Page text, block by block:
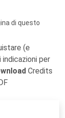
di questo
(e
per
Credits